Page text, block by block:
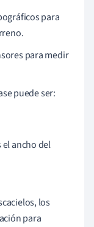
para
para medir
puede ser:
el ancho del
los
para